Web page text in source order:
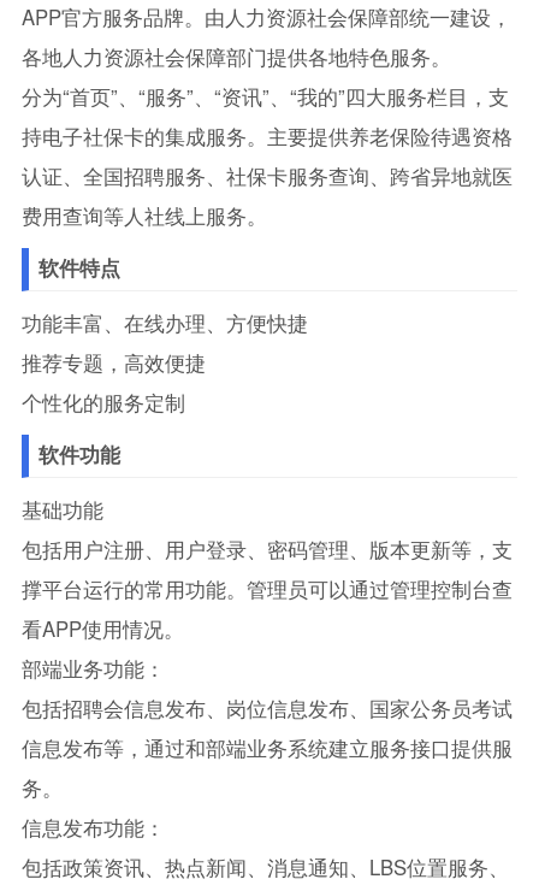
APP官方服务品牌。由人力资源社会保障部统一建设，
各地人力资源社会保障部门提供各地特色服务。
分为“首页”、“服务”、“资讯”、“我的”四大服务栏目，支
持电子社保卡的集成服务。主要提供养老保险待遇资格
认证、全国招聘服务、社保卡服务查询、跨省异地就医
费用查询等人社线上服务。
软件特点
功能丰富、在线办理、方便快捷
推荐专题，高效便捷
个性化的服务定制
软件功能
基础功能
包括用户注册、用户登录、密码管理、版本更新等，支
撑平台运行的常用功能。管理员可以通过管理控制台查
看APP使用情况。
部端业务功能：
包括招聘会信息发布、岗位信息发布、国家公务员考试
信息发布等，通过和部端业务系统建立服务接口提供服
务。
信息发布功能：
包括政策资讯、热点新闻、消息通知、LBS位置服务、